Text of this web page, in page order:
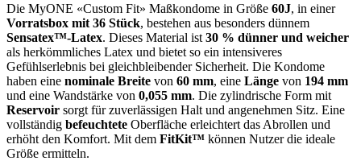
Die MyONE «Custom Fit» Maßkondome in Größe 60J, in einer
Vorratsbox mit 36 Stück, bestehen aus besonders dünnem
Sensatex™-Latex. Dieses Material ist 30 % dünner und weicher
als herkömmliches Latex und bietet so ein intensiveres
Gefühlserlebnis bei gleichbleibender Sicherheit. Die Kondome
haben eine nominale Breite von 60 mm, eine Länge von 194 mm
und eine Wandstärke von 0,055 mm. Die zylindrische Form mit
Reservoir sorgt für zuverlässigen Halt und angenehmen Sitz. Eine
vollständig befeuchtete Oberfläche erleichtert das Abrollen und
erhöht den Komfort. Mit dem FitKit™ können Nutzer die ideale
Größe ermitteln.